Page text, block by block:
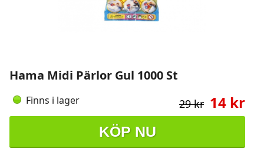
Hama Midi Pärlor Gul 1000 St
Finns i lager 14 kr
29 kr
KÖP NU